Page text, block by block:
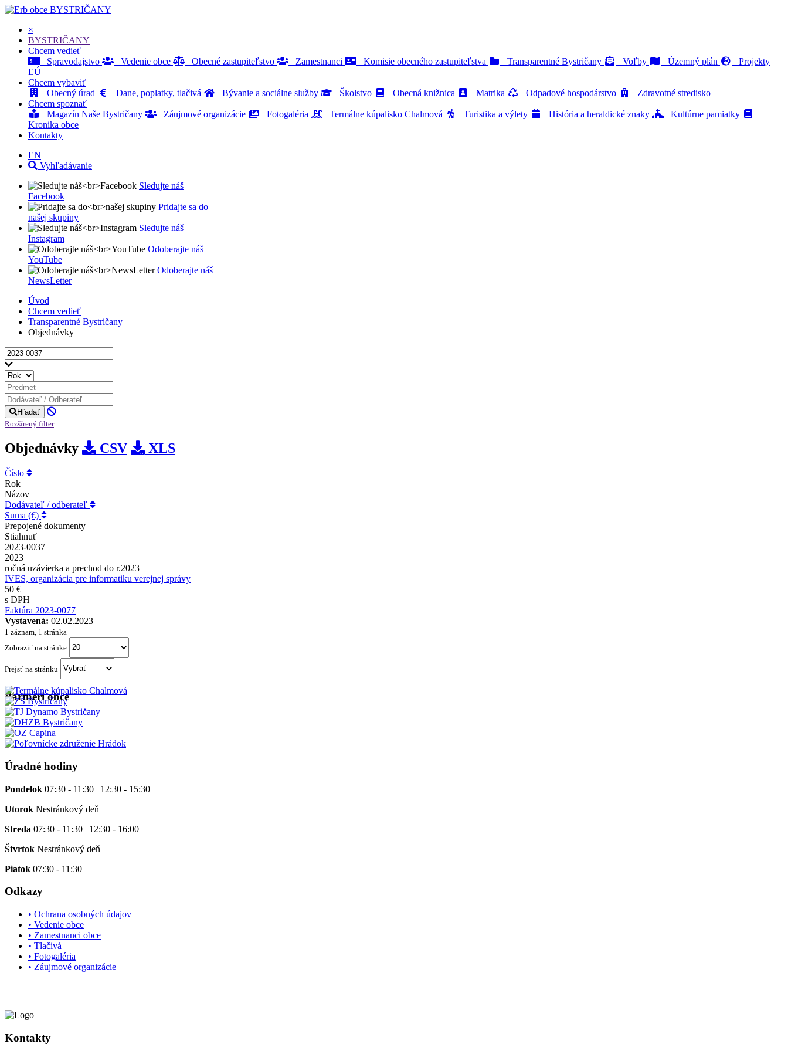
BYSTRIČANY
×
BYSTRIČANY
Chcem vedieť
Spravodajstvo
Vedenie obce Obecné zastupiteľstvo Zamestnanci Komisie obecného zastupiteľstva Transparentné Bystričany Voľby Územný plán
Projekty
EÚ
Chcem vybaviť
Obecný úrad
Dane, poplatky, tlačivá Bývanie a sociálne služby Školstvo Obecná knižnica Matrika Odpadové hospodárstvo
Zdravotné stredisko
Chcem spoznať
Magazín Naše Bystričany
Záujmové organizácie Fotogaléria Termálne kúpalisko Chalmová Turistika a výlety História a heraldické znaky
Kultúrne pamiatky
Kronika obce
Kontakty
EN
Vyhľadávanie
Sledujte náš
Facebook
Pridajte sa do
našej skupiny
Sledujte náš
Instagram
Odoberajte náš
YouTube
Odoberajte náš
NewsLetter
Úvod
Chcem vedieť
Transparentné Bystričany
Objednávky
Hľadať
Rozšírený filter
Objednávky CSV XLS
Číslo
Rok
Názov
Dodávateľ / odberateľ
Suma (€)
Prepojené dokumenty
Stiahnuť
2023-0037
2023
ročná uzávierka a prechod do r.2023
IVES, organizácia pre informatiku verejnej správy
50 €
s DPH
Faktúra 2023-0077
Vystavená: 02.02.2023
1 záznam, 1 stránka
Zobraziť na stránke
Prejsť na stránku
Partneri obce
Úradné hodiny
Pondelok 07:30 - 11:30 | 12:30 - 15:30
Utorok Nestránkový deň
Streda 07:30 - 11:30 | 12:30 - 16:00
Štvrtok Nestránkový deň
Piatok 07:30 - 11:30
Odkazy
• Ochrana osobných údajov
• Vedenie obce
• Zamestnanci obce
• Tlačivá
• Fotogaléria
• Záujmové organizácie
Kontakty